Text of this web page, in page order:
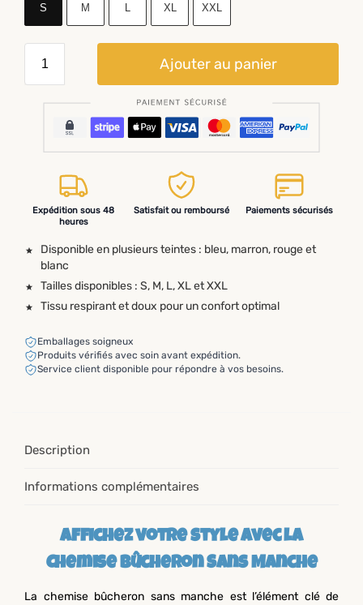
S M XL XXL
Ajouter au panier
Expédition sous 48
heures
Satisfait ou remboursé Paiements sécurisés
Disponible en plusieurs teintes : bleu, marron, rouge et
blanc
Tailles disponibles : S, M, L, XL et XXL
Tissu respirant et doux pour un confort optimal
Emballages soigneux
Produits vérifiés avec soin avant expédition.
Service client disponible pour répondre à vos besoins.
Description
Informations complémentaires
Affichez votre style avec la
Chemise Bûcheron Sans Manche
La chemise bûcheron sans manche est l’élément clé de